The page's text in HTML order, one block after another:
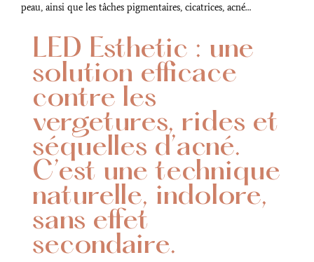
peau, ainsi que les tâches pigmentaires, cicatrices, acné…
LED Esthetic : une
solution efficace
contre les
vergetures, rides et
séquelles d’acné.
C’est une technique
naturelle, indolore,
sans effet
secondaire.